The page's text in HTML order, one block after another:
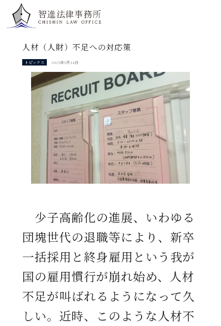
人材（人財）不足への対応策
トピックス 2025年5月14日
少子高齢化の進展、いわゆる
団塊世代の退職等により、新卒
一括採用と終身雇用という我が
国の雇用慣行が崩れ始め、人材
不足が叫ばれるようになって久
しい。近時、このような人材不